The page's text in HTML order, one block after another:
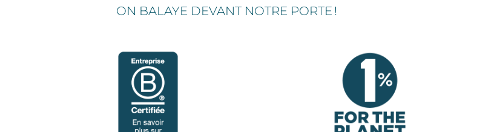
ON BALAYE DEVANT NOTRE PORTE !